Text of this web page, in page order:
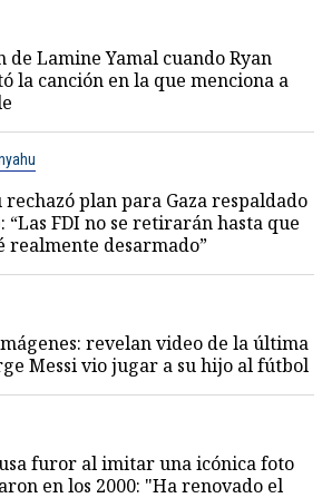
de Lamine Yamal cuando Ryan
la canción en la que menciona a
plan para Gaza respaldado
FDI no se retirarán hasta que
realmente desarmado”
revelan video de la última
Messi vio jugar a su hijo al fútbol
furor al imitar una icónica foto
en los 2000: "Ha renovado el